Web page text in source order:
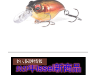
釣り関連情報